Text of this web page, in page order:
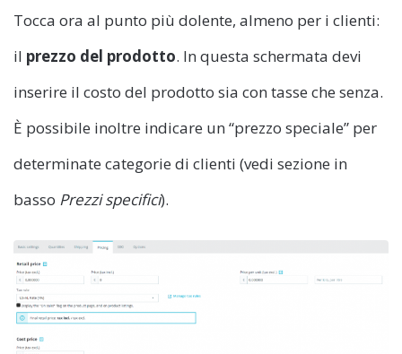
Tocca ora al punto più dolente, almeno per i clienti:
il prezzo del prodotto. In questa schermata devi
inserire il costo del prodotto sia con tasse che senza.
È possibile inoltre indicare un “prezzo speciale” per
determinate categorie di clienti (vedi sezione in
basso Prezzi specifici).